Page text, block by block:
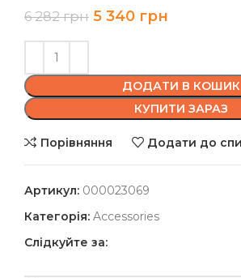
6 282грн 5 340 грн
ДОДАТИ В КОШИК
КУПИТИ ЗАРАЗ
Порівняння Додати до
Артикул: 000023069
Категорія: Accessories
Слідкуйте за: